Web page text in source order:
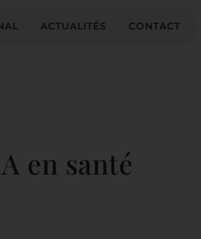
ACTUALITÉS CONTACT
en santé